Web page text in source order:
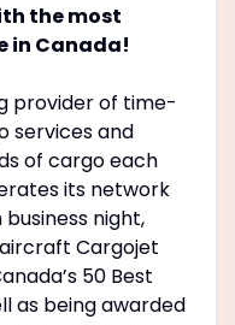
the most
in Canada!
provider of time-
services and
of cargo each
its network
night,
Cargojet
50 Best
as being awarded